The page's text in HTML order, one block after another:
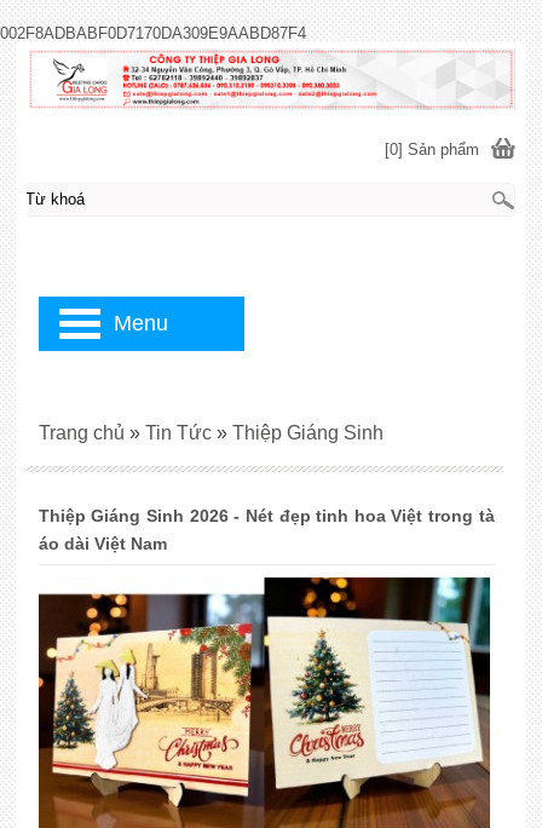
002F8ADBABF0D7170DA309E9AABD87F4
Thiệp Giáng Sinh 2026 - Nét đẹp tinh hoa Việt trong tà
áo dài Việt Nam
Trang chủ » Tin Tức » Thiệp Giáng Sinh
[0] Sản phẩm
Menu